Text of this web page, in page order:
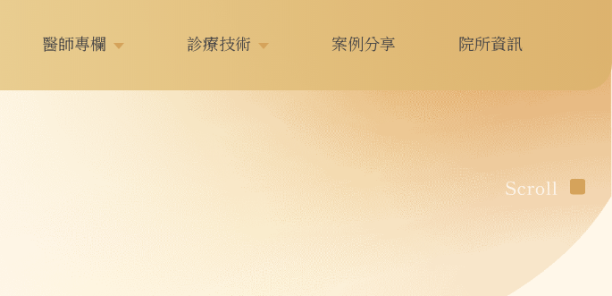
醫師專欄 診療技術 案例分享 院所資訊